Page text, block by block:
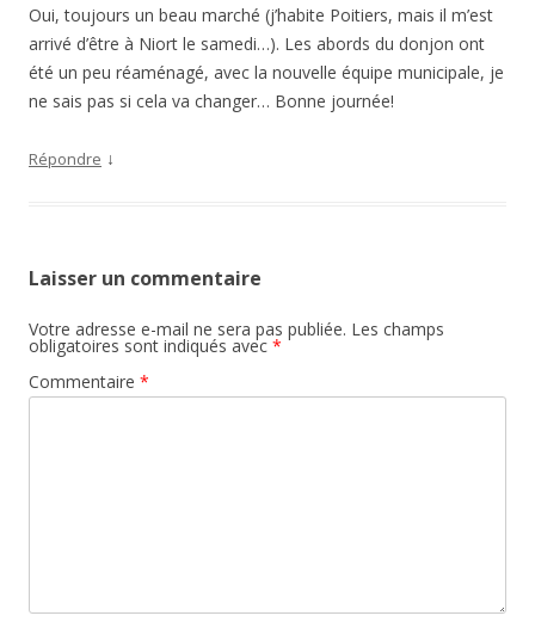
Oui, toujours un beau marché (j’habite Poitiers, mais il m’est
arrivé d’être à Niort le samedi…). Les abords du donjon ont
été un peu réaménagé, avec la nouvelle équipe municipale, je
ne sais pas si cela va changer… Bonne journée!
Répondre ↓
Laisser un commentaire
Votre adresse e-mail ne sera pas publiée. Les champs
obligatoires sont indiqués avec *
Commentaire *